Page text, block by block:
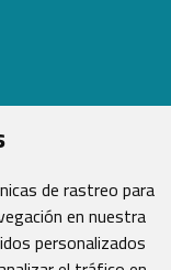
de rastreo para
en nuestra
personalizados